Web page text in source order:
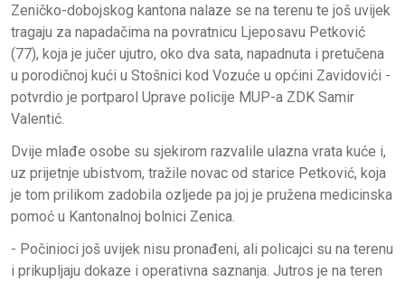
Zeničko-dobojskog kantona nalaze se na terenu te još uvijek
tragaju za napadačima na povratnicu Ljeposavu Petković
(77), koja je jučer ujutro, oko dva sata, napadnuta i pretučena
u porodičnoj kući u Stošnici kod Vozuće u općini Zavidovići -
potvrdio je portparol Uprave policije MUP-a ZDK Samir
Valentić.
Dvije mlađe osobe su sjekirom razvalile ulazna vrata kuće i,
uz prijetnje ubistvom, tražile novac od starice Petković, koja
je tom prilikom zadobila ozljede pa joj je pružena medicinska
pomoć u Kantonalnoj bolnici Zenica.
- Počinioci još uvijek nisu pronađeni, ali policajci su na terenu
i prikupljaju dokaze i operativna saznanja. Jutros je na teren